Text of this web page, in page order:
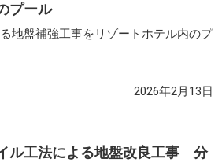
プール
地盤補強工事をリゾートホテル内のプ
2026年2月13日
ル工法による地盤改良工事 分